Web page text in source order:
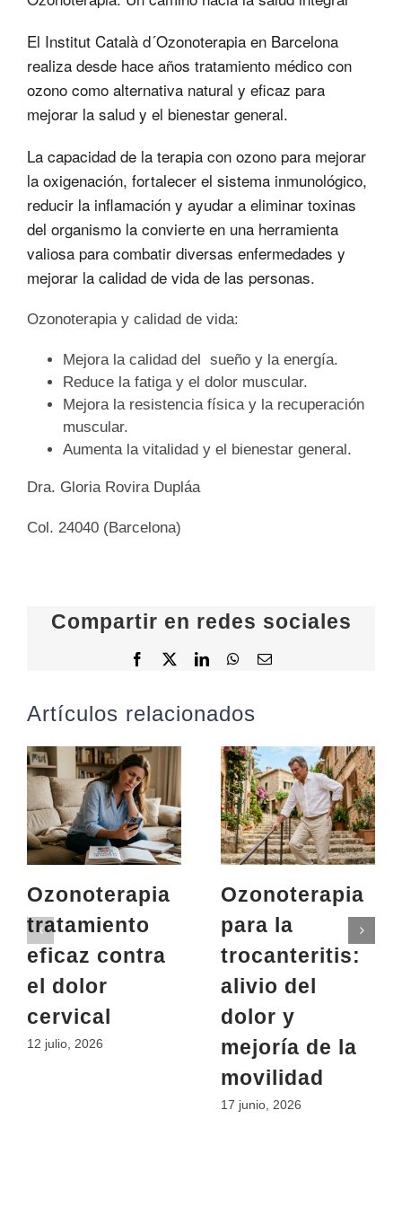
El Institut Català d´Ozonoterapia en Barcelona
realiza desde hace años tratamiento médico con
ozono como alternativa natural y eficaz para
mejorar la salud y el bienestar general.
La capacidad de la terapia con ozono para mejorar
la oxigenación, fortalecer el sistema inmunológico,
reducir la inflamación y ayudar a eliminar toxinas
del organismo la convierte en una herramienta
valiosa para combatir diversas enfermedades y
mejorar la calidad de vida de las personas.
Ozonoterapia y calidad de vida:
Mejora la calidad del sueño y la energía.
Reduce la fatiga y el dolor muscular.
Mejora la resistencia física y la recuperación
muscular.
Aumenta la vitalidad y el bienestar general.
Dra. Gloria Rovira Dupláa
Col. 24040 (Barcelona)
Compartir en redes sociales
Facebook LinkedInWhatsApp
Correo
Artículos relacionados
Ozonoterapia
tratamiento
eficaz contra
el dolor
cervical
12 julio, 2026
Ozonoterapia
para la
trocanteritis:
alivio del
dolor y
mejoría de la
movilidad
17 junio, 2026